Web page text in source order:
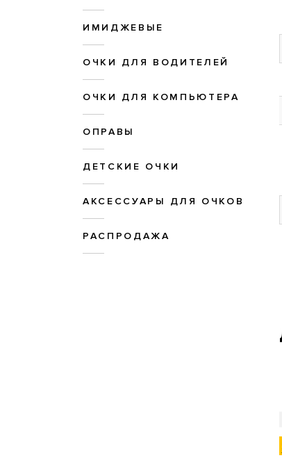
ИМИДЖЕВЫЕ
ОЧКИ ДЛЯ ВОДИТЕЛЕЙ
ОЧКИ ДЛЯ КОМПЬЮТЕРА
ОПРАВЫ
ДЕТСКИЕ ОЧКИ
АКСЕССУАРЫ ДЛЯ ОЧКОВ
РАСПРОДАЖА